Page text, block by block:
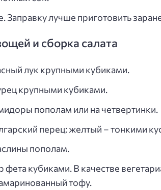
лучше приготовить
и сборка салата
лук крупными кубиками.
крупными кубиками.
пополам или на четвертинки.
перец: желтый – тонкими
пополам.
фета кубиками. В качестве
тофу.